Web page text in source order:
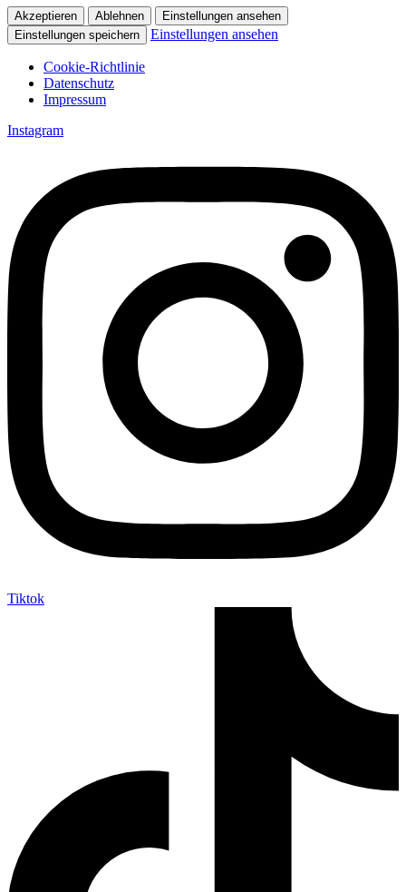
Akzeptieren Ablehnen
Einstellungen ansehen
Einstellungen speichern
Einstellungen ansehen
Cookie-Richtlinie
Datenschutz
Impressum
Zum
Instagram
Tiktok